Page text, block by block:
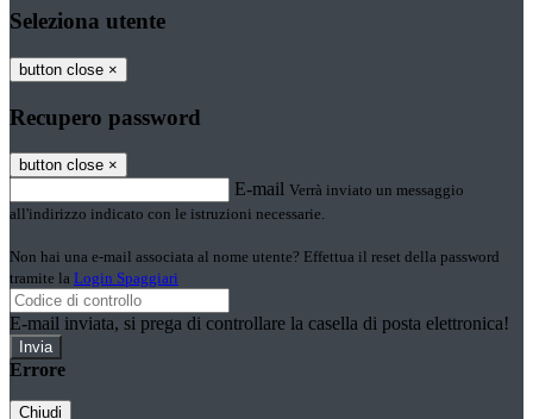
Seleziona utente
button close ×
Recupero password
button close ×
E-mail Verrà inviato un messaggio
all'indirizzo indicato con le istruzioni necessarie.
Non hai una e-mail associata al nome utente? Effettua il reset della password
tramite la Login Spaggiari
E-mail inviata, si prega di controllare la casella di posta elettronica!
Errore
Chiudi